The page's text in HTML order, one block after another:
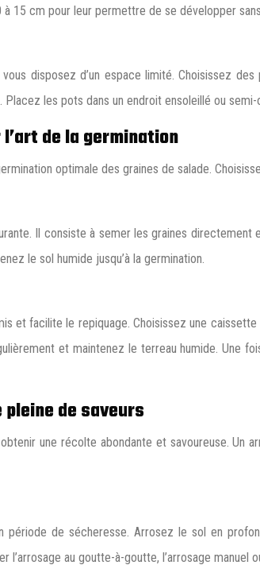
à 15 cm pour leur permettre de se développer
disposez d’un espace limité. Choisissez
les pots dans un endroit ensoleillé ou
de la germination
optimale des graines de salade.
Il consiste à semer les graines
le sol humide jusqu’à la germination.
et facilite le repiquage. Choisissez une
et maintenez le terreau humide. Une
de saveurs
une récolte abondante et savoureuse.
période de sécheresse. Arrosez le sol en
au goutte-à-goutte, l’arrosage manuel